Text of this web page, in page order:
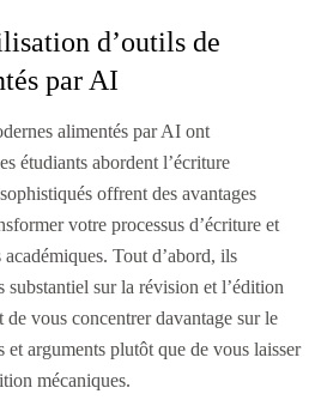
d’outils de
par AI
alimentés par AI ont
étudiants abordent l’écriture
offrent des avantages
votre processus d’écriture et
Tout d’abord, ils
substantiel sur la révision et l’édition
de vous concentrer davantage sur le
et arguments plutôt que de vous laisser
mécaniques.